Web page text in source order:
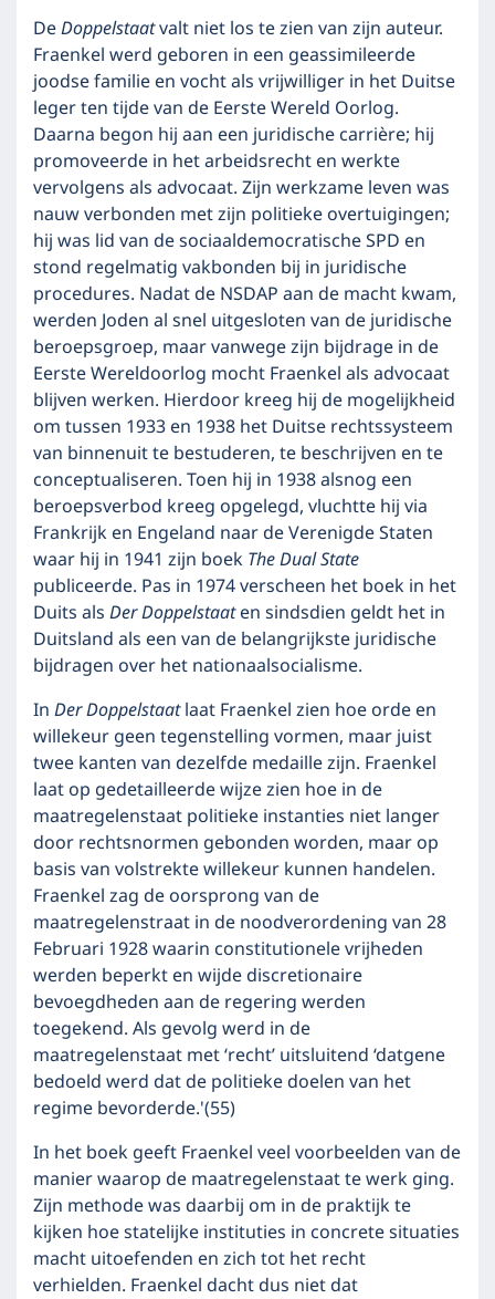
DeDoppelstaatvalt niet los te zien van zijn auteur.
Fraenkel werd geboren in een geassimileerde
joodse familie en vocht als vrijwilliger in het Duitse
leger ten tijde van de Eerste Wereld Oorlog.
Daarna begon hij aan een juridische carrière; hij
promoveerde in het arbeidsrecht en werkte
vervolgens als advocaat. Zijn werkzame leven was
nauw verbonden met zijn politieke overtuigingen;
hij was lid van de sociaaldemocratische SPD en
stond regelmatig vakbonden bij in juridische
procedures. Nadat de NSDAP aan de macht kwam,
werden Joden al snel uitgesloten van de juridische
beroepsgroep, maar vanwege zijn bijdrage in de
Eerste Wereldoorlog mocht Fraenkel als advocaat
blijven werken. Hierdoor kreeg hij de mogelijkheid
om tussen 1933 en 1938 het Duitse rechtssysteem
van binnenuit te bestuderen, te beschrijven en te
conceptualiseren. Toen hij in 1938 alsnog een
beroepsverbod kreeg opgelegd, vluchtte hij via
Frankrijk en Engeland naar de Verenigde Staten
waar hij in 1941 zijn boekThe Dual State
publiceerde. Pas in 1974 verscheen het boek in het
Duits alsDer Doppelstaaten sindsdien geldt het in
Duitsland als een van de belangrijkste juridische
bijdragen over het nationaalsocialisme.
InDer Doppelstaatlaat Fraenkel zien hoe orde en
willekeur geen tegenstelling vormen, maar juist
twee kanten van dezelfde medaille zijn. Fraenkel
laat op gedetailleerde wijze zien hoe in de
maatregelenstaat politieke instanties niet langer
door rechtsnormen gebonden worden, maar op
basis van volstrekte willekeur kunnen handelen.
Fraenkel zag de oorsprong van de
maatregelenstraat in de noodverordening van 28
Februari 1928 waarin constitutionele vrijheden
werden beperkt en wijde discretionaire
bevoegdheden aan de regering werden
toegekend. Als gevolg werd in de
maatregelenstaat met ‘recht’ uitsluitend ‘datgene
bedoeld werd dat de politieke doelen van het
regime bevorderde.'(55)
In het boek geeft Fraenkel veel voorbeelden van de
manier waarop de maatregelenstaat te werk ging.
Zijn methode was daarbij om in de praktijk te
kijken hoe statelijke instituties in concrete situaties
macht uitoefenden en zich tot het recht
verhielden. Fraenkel dacht dus niet dat